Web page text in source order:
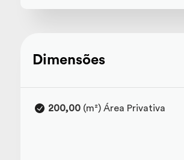
Dimensões
200,00(m²) Área Privativa